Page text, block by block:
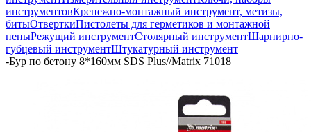
инструментовКрепежно-монтажный инструмент, метизы,
битыОтверткиПистолеты для герметиков и монтажной
пеныРежущий инструментСтолярный инструментШарнирно-
губцевый инструментШтукатурный инструмент
-Бур по бетону 8*160мм SDS Plus//Matrix 71018